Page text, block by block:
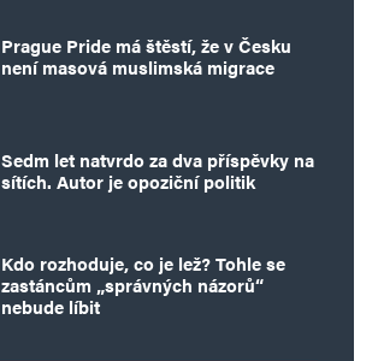
Prague Pride má štěstí, že v Česku
není masová muslimská migrace
Sedm let natvrdo za dva příspěvky na
sítích. Autor je opoziční politik
Kdo rozhoduje, co je lež? Tohle se
zastáncům „správných názorů“
nebude líbit